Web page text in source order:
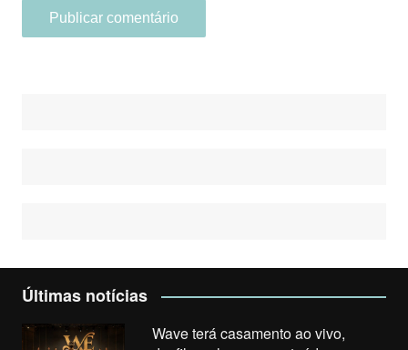
Últimas notícias
Wave terá casamento ao vivo,